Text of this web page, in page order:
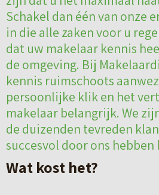
Schakel dan één van onze
in die alle zaken voor u
dat uw makelaar kennis
de omgeving. Bij
kennis ruimschoots
persoonlijke klik en het
makelaar belangrijk. We
de duizenden tevreden
succesvol door ons
Wat kost het?